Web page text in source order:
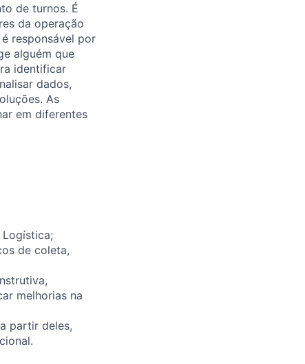
de turnos. É
da operação
responsável por
alguém que
identificar
dados,
As
em diferentes
de coleta,
melhorias na
partir deles,